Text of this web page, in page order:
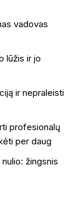
vadovas
lūžis ir jo
ir nepraleisti
profesionalų
per daug
žingsnis